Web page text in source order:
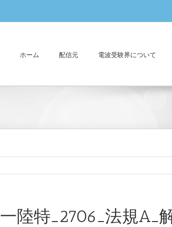
ホーム 配信元 電波受験界について
一陸特_2706_法規A_